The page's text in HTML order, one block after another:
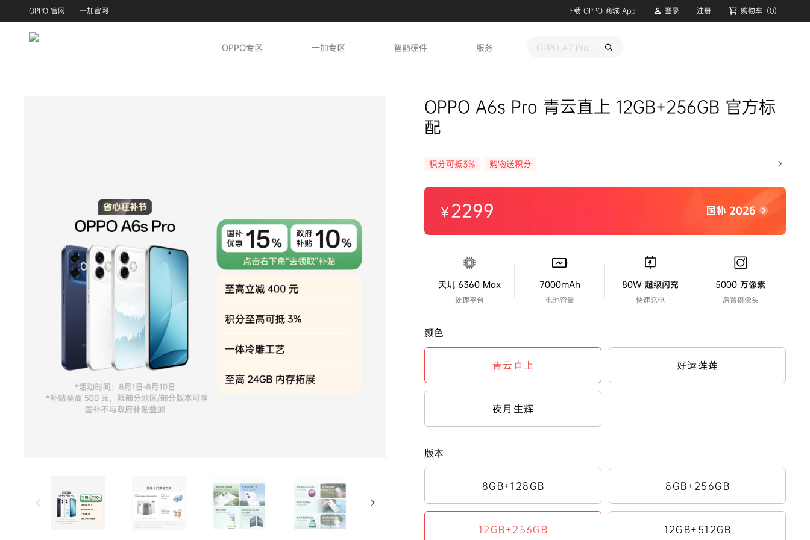
OPPO 官网 一加官网 下载 OPPO 商城 App 登录 注册 购物车 （0）
OPPO专区 一加专区 智能硬件 服务
OPPO A6s Pro 青云直上 12GB+256GB 官方标
配
积分可抵3% 购物送积分
￥2299
天玑 6360 Max
处理平台
7000mAh
电池容量
80W 超级闪充
快速充电
5000 万像素
后置摄像头
颜色
青云直上 好运莲莲
夜月生辉
版本
8GB+128GB 8GB+256GB
12GB+256GB 12GB+512GB